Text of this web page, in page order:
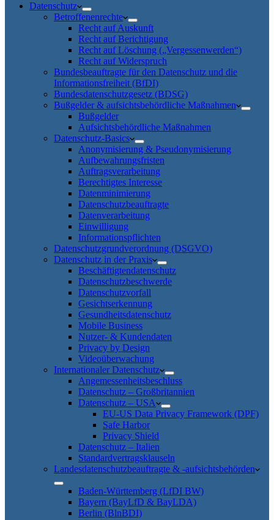
Datenschutz
Betroffenenrechte
Recht auf Auskunft
Recht auf Berichtigung
Recht auf Löschung („Vergessenwerden“)
Recht auf Widerspruch
Bundesbeauftragte für den Datenschutz und die
Informationsfreiheit (BfDI)
Bundesdatenschutzgesetz (BDSG)
Bußgelder & aufsichtsbehördliche Maßnahmen
Bußgelder
Aufsichtsbehördliche Maßnahmen
Datenschutz-Basics
Anonymisierung & Pseudonymisierung
Aufbewahrungsfristen
Auftragsverarbeitung
Berechtigtes Interesse
Datenminimierung
Datenschutzbeauftragte
Datenverarbeitung
Einwilligung
Informationspflichten
Datenschutzgrundverordnung (DSGVO)
Datenschutz in der Praxis
Beschäftigtendatenschutz
Datenschutzbeschwerde
Datenschutzvorfall
Gesichtserkennung
Gesundheitsdatenschutz
Mobile Business
Nutzer- & Kundendaten
Privacy by Design
Videoüberwachung
Internationaler Datenschutz
Angemessenheitsbeschluss
Datenschutz – Großbritannien
Datenschutz – USA
EU-US Data Privacy Framework (DPF)
Safe Harbor
Privacy Shield
Datenschutz – Italien
Standardvertragsklauseln
Landesdatenschutzbeauftragte & -aufsichtsbehörden
Baden-Württemberg (LfDI BW)
Bayern (BayLfD & BayLDA)
Berlin (BlnBDI)